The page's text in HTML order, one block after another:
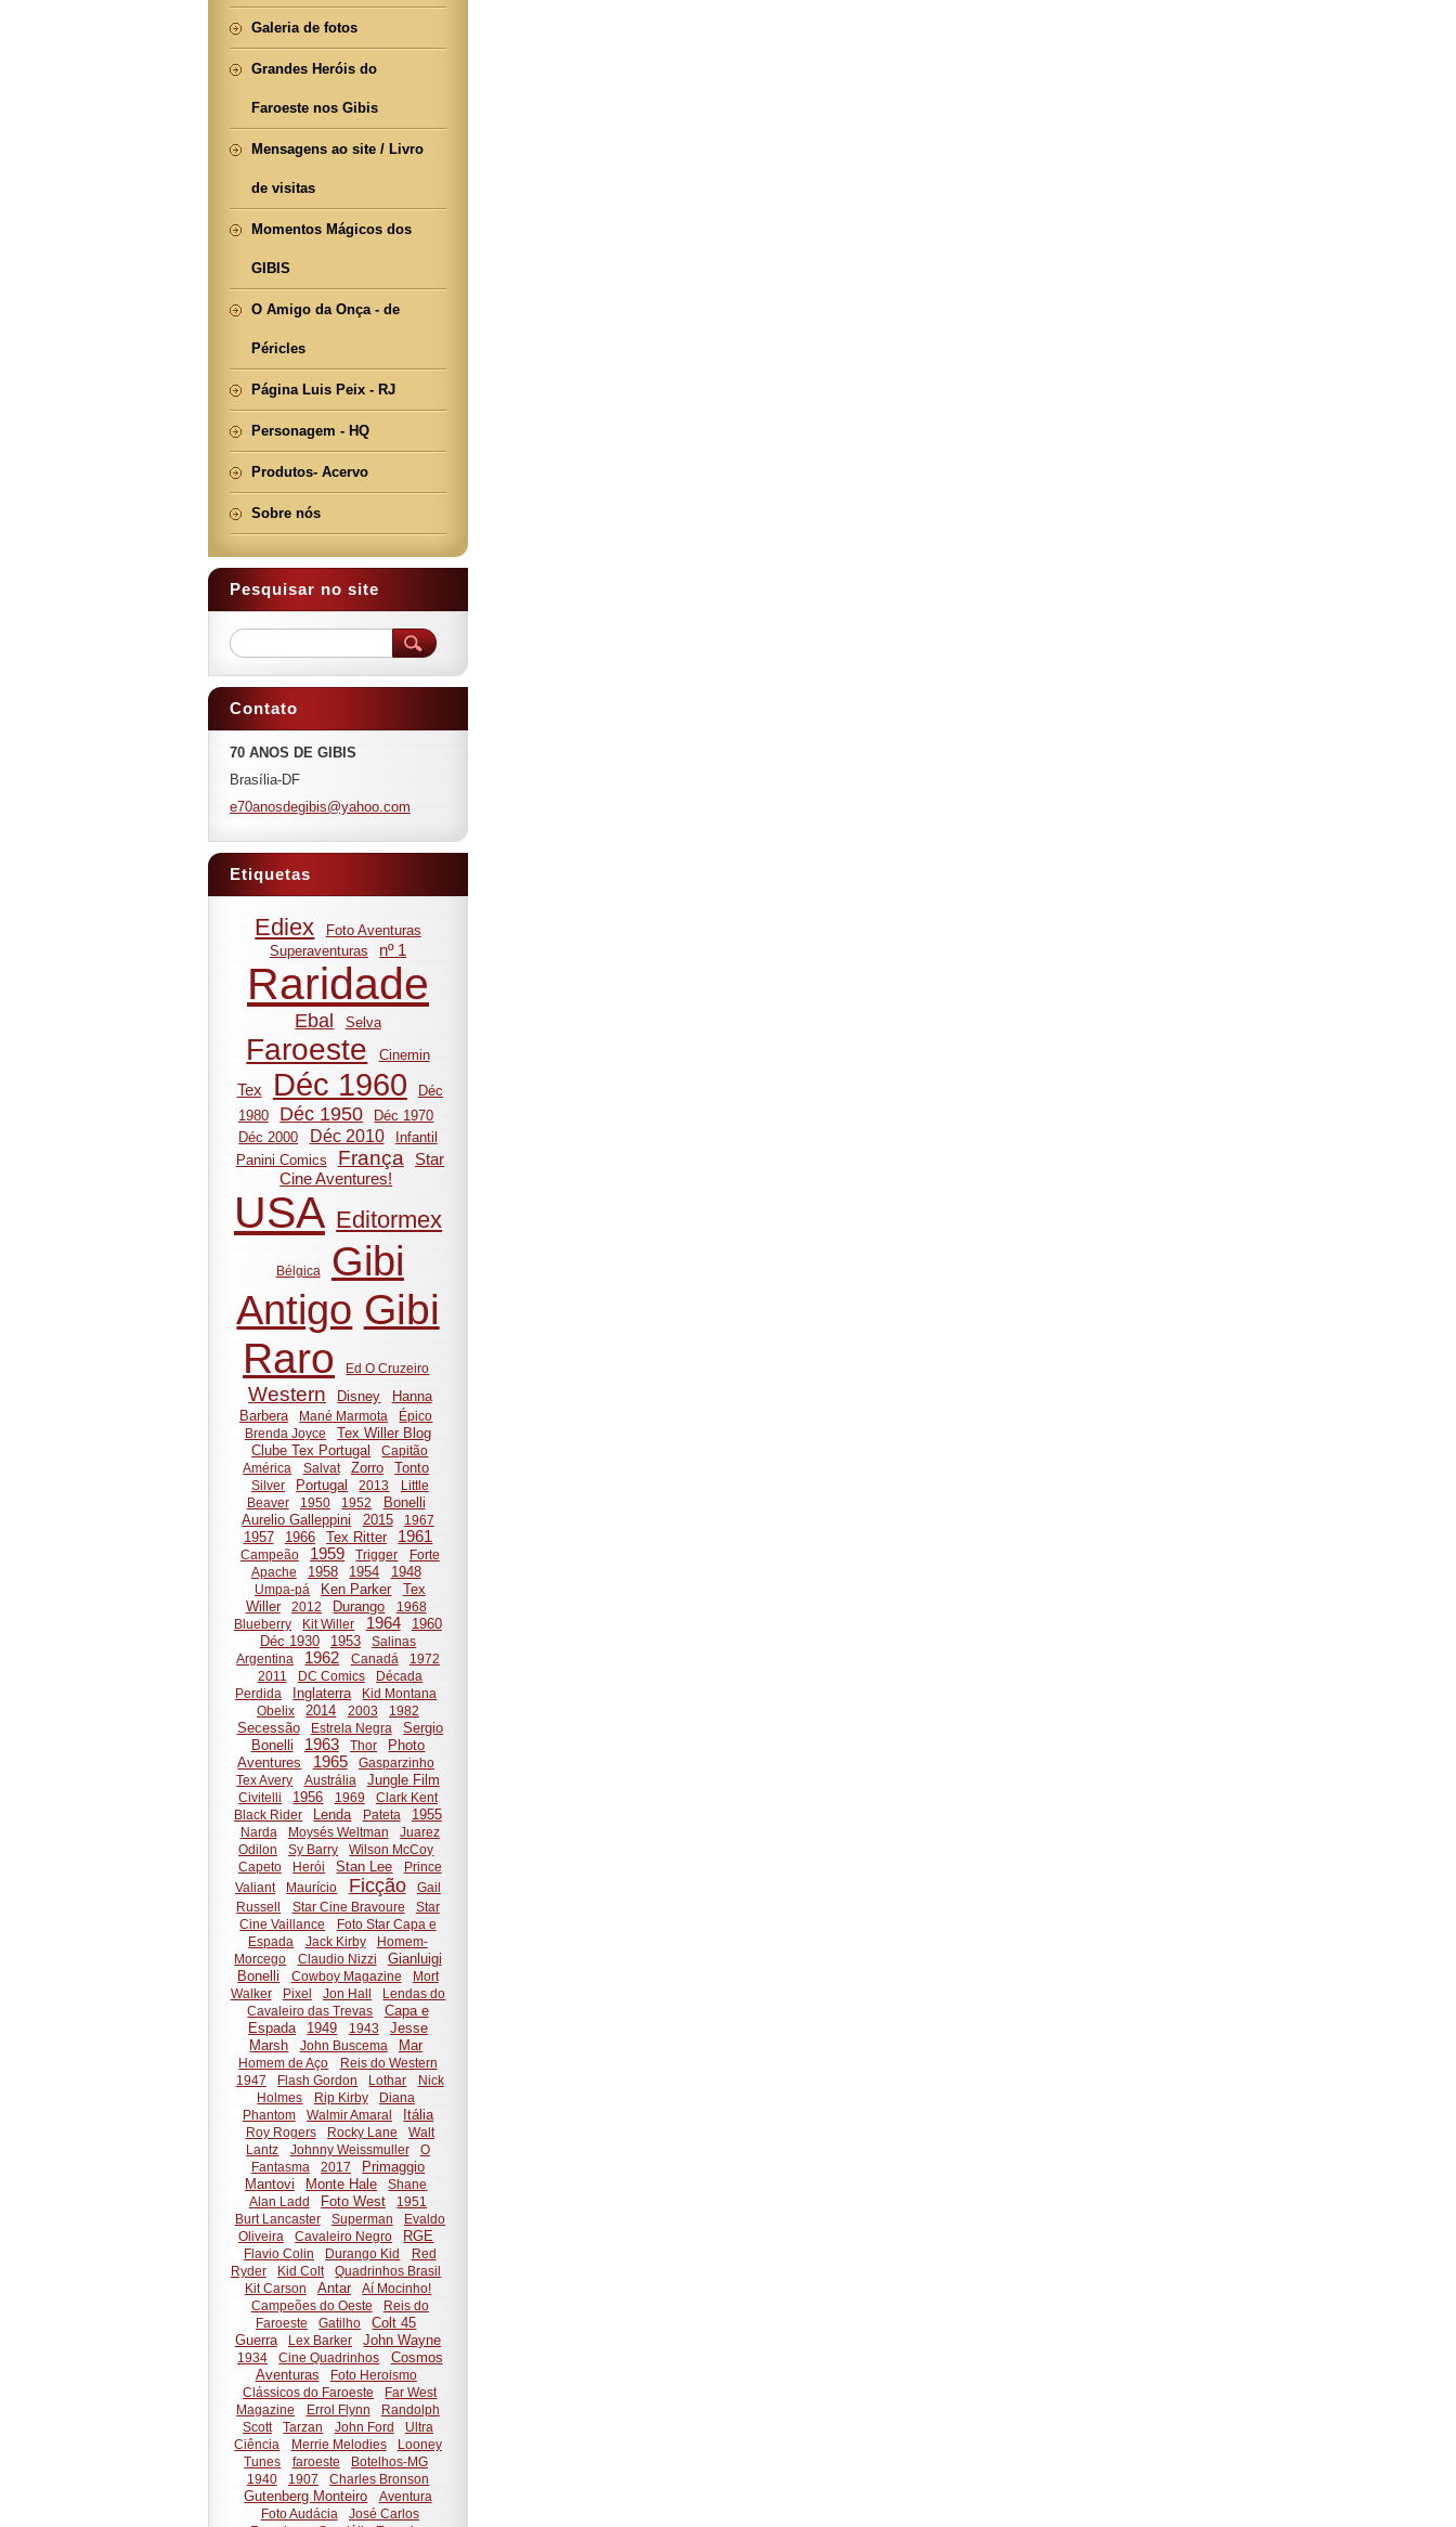
Galeria de fotos
Grandes Heróis do
Faroeste nos Gibis
Mensagens ao site / Livro
de visitas
Momentos Mágicos dos
GIBIS
O Amigo da Onça - de
Péricles
Página Luis Peix - RJ
Personagem - HQ
Produtos- Acervo
Sobre nós
Pesquisar no site
Contato
70 ANOS DE GIBIS
Brasília-DF
e70anosdegibis@yahoo.com
Etiquetas
Ediex
Foto Aventuras
Superaventuras
nº 1
Raridade
Ebal Selva
Faroeste Cinemin
Tex Déc 1960
Déc
1980
Déc 1950
Déc 1970
Déc 2000
Déc 2010
Infantil
Panini Comics
França
Star
Cine Aventures!
USA Editormex
Bélgica
Gibi
Antigo Gibi
Raro
Ed O Cruzeiro
Western Disney
Hanna
Barbera
Mané Marmota
Épico
Brenda Joyce
Tex Willer Blog
Clube Tex Portugal
Capitão
América
Salvat Zorro Tonto
Silver Portugal 2013
Little
Beaver
1950 1952
Bonelli
Aurelio Galleppini
2015 1967
1957 1966 Tex Ritter 1961
Campeão 1959 Trigger
Forte
Apache
1958 1954 1948
Umpa-pá Ken Parker
Tex
Willer
2012 Durango
1968
Blueberry
Kit Willer 1964
1960
Déc 1930
1953
Salinas
Argentina
1962 Canadá
1972
2011
DC Comics
Década
Perdida
Inglaterra
Kid Montana
Obelix
2014 2003 1982
Secessão Estrela Negra
Sergio
Bonelli
1963 Thor
Photo
Aventures
1965
Gasparzinho
Tex Avery
Austrália Jungle Film
Civitelli 1956 1969
Clark Kent
Black Rider
Lenda Pateta 1955
Narda Moysés Weltman
Juarez
Odilon
Sy Barry
Wilson McCoy
Capeto
Herói Stan Lee
Prince
Valiant
Maurício Ficção
Gail
Russell
Star Cine Bravoure
Star
Cine Vaillance
Foto Star Capa e
Espada
Jack Kirby
Homem-
Morcego
Claudio Nizzi
Gianluigi
Bonelli
Cowboy Magazine
Mort
Walker
Pixel Jon Hall
Lendas do
Cavaleiro das Trevas
Capa e
Espada
1949 1943
Jesse
Marsh
John Buscema Mar
Homem de Aço
Reis do Western
1947
Flash Gordon Lothar
Nick
Holmes
Rip Kirby
Diana
Phantom
Walmir Amaral Itália
Roy Rogers Rocky Lane
Walt
Lantz
Johnny Weissmuller
O
Fantasma
2017
Primaggio
Mantovi
Monte Hale
Shane
Alan Ladd
Foto West
1951
Burt Lancaster
Superman
Evaldo
Oliveira
Cavaleiro Negro RGE
Flavio Colin Durango Kid
Red
Ryder
Kid Colt
Quadrinhos Brasil
Kit Carson
Antar
Aí Mocinho!
Campeões do Oeste
Reis do
Faroeste
Gatilho
Colt 45
Guerra
Lex Barker John Wayne
1934 Cine Quadrinhos
Cosmos
Aventuras
Foto Heroismo
Clássicos do Faroeste
Far West
Magazine
Errol Flynn
Randolph
Scott
Tarzan John Ford
Ultra
Ciência
Merrie Melodies
Looney
Tunes
faroeste
Botelhos-MG
1940
1907 Charles Bronson
Gutenberg Monteiro
Aventura
Foto Audácia
José Carlos